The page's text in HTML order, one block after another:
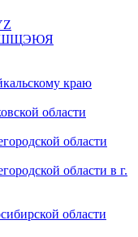
Z
ЩЭЮЯ
краю
области
области
области в г.
области